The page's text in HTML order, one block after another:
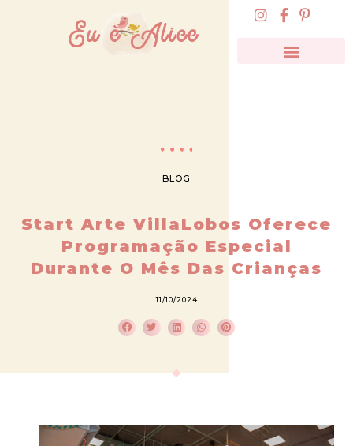
BLOG
Start Arte VillaLobos Oferece
Programação Especial
Durante O Mês Das Crianças
11/10/2024